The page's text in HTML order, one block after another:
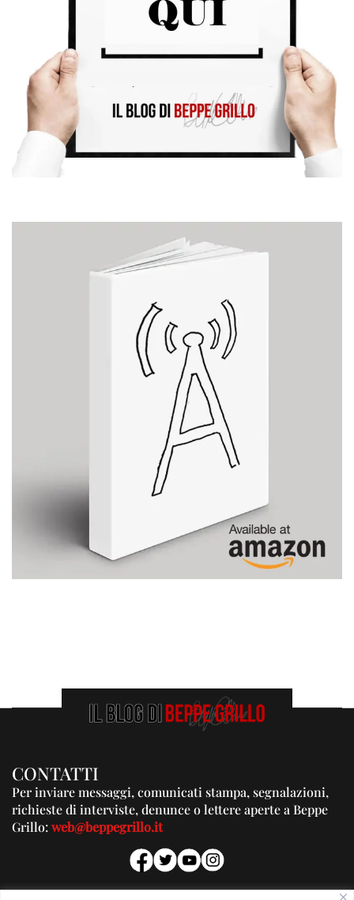
CONTATTI
Per inviare messaggi, comunicati stampa, segnalazioni,
richieste di interviste, denunce o lettere aperte a Beppe
Grillo:web@beppegrillo.it